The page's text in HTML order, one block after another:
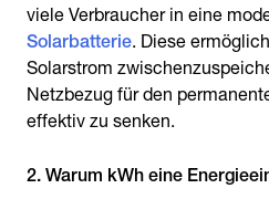
viele Verbraucher in eine
Solarbatterie. Diese
Solarstrom
Netzbezug für den
effektiv zu senken.
2. Warum kWh eine